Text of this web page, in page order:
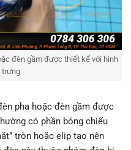
đèn gầm được thiết kế với hình
trưng
pha hoặc đèn gầm được
có phần bóng chiếu
tròn hoặc elip tạo nên